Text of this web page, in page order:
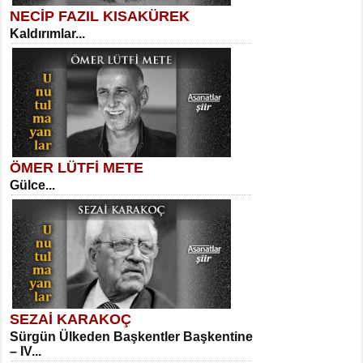
SELAHATTİN YILDIZ
İnsanın Zindanı...
MEHMET TAŞTAN
Vagon’da Bir Şairle...
SITKI CANEY
Oruçla Devrim ve Özgürlüğe…...
Sibel Orhan
İki Kırık Boşluk...
Meral Yağmur
Eski Bir Şiir...
NECİP FAZIL KISAKÜREK
Kaldırımlar...
ÖMER LÜTFİ METE
Gülce...
SEZAİ KARAKOÇ
Sürgün Ülkeden Başkentler Başkentine
– IV...